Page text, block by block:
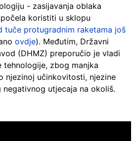
- zasijavanja oblaka
koristiti u sklopu
tuče protugradnim raketama još
ovdje). Međutim, Državni
(DHMZ) preporučio je vladi
tehnologije, zbog manjka
njezinoj učinkovitosti, njezine
utjecaja na okoliš.